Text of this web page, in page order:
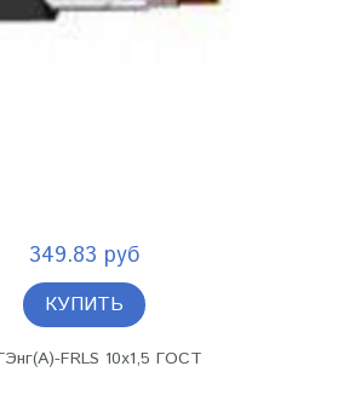
349.83 руб
КУПИТЬ
FRLS 10х1,5 ГОСТ